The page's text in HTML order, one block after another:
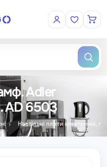
Adler
AD 6503
Настільні плити електричні,